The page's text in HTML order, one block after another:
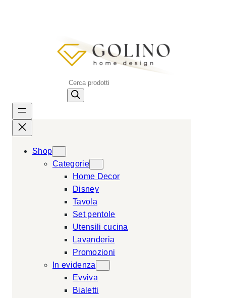
P
s
Shop
Categorie
Home Decor
Disney
Tavola
Set pentole
Utensili cucina
Lavanderia
Promozioni
In evidenza
Evviva
Bialetti